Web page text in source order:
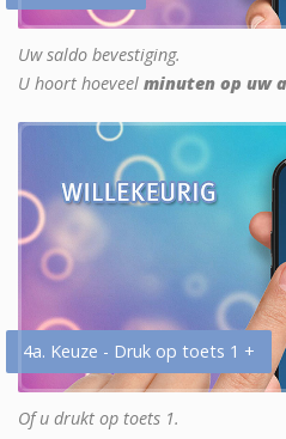
Uw saldo bevestiging.
U hoort hoeveel minuten op uw
4a. Keuze - Druk op toets 1 +
Of u drukt op toets 1.